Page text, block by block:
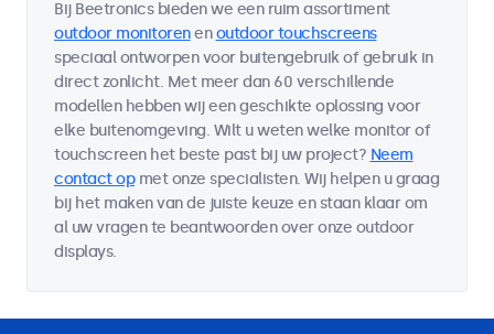
Bij Beetronics bieden we een ruim assortiment
outdoor monitorenenoutdoor touchscreens
speciaal ontworpen voor buitengebruik of gebruik in
direct zonlicht. Met meer dan 60 verschillende
modellen hebben wij een geschikte oplossing voor
elke buitenomgeving. Wilt u weten welke monitor of
touchscreen het beste past bij uw project? Neem
contact opmet onze specialisten. Wij helpen u graag
bij het maken van de juiste keuze en staan klaar om
al uw vragen te beantwoorden over onze outdoor
displays.